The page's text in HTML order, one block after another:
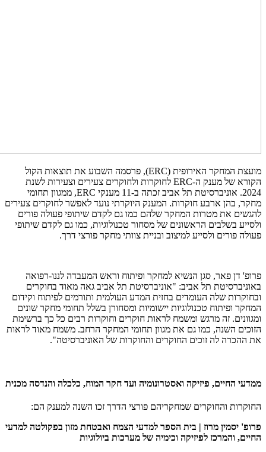
מועצת המחקר האירופית (ERC), פרסמה השבוע את תוצאות הקול
הקורא של מענק ה-ERC לחוקרות ולחוקרים צעירים וצעירות לשנת
2024. אוניברסיטת תל אביב זכתה ב-11 מענקי ERC, ממגוון תחומי
מחקר, בהן ארבע חוקרות. המענק היוקרתי נועד לאפשר לחוקרים צעירים
להגשים את מטרות המחקר שלהם כמו גם לקדם שיתופי פעולה פורים
ולסייע בשלבים הראשונים של מסחור טכנולוגיות, כמו גם לקדם שיתופי
פעולה פורים ולסייע למיצוב ובניית צוותי מחקר פורצי דרך.
פרופ' דן פאר, סגן הנשיא למחקר ופיתוח וראש המעבדה לננו-רפואה
באוניברסיטת תל אביב: "אוניברסיטת תל אביב גאה מאוד בחוקרים
ובחוקרות שלה העומדים בחזית המדע העולמית ותורמים לפיתוח וקידום
המחקר ופיתוח טכנולוגיות יישומיות ומסחורן בשלל תחומי מחקר שונים
ומגוונים. זה מרגש ומשמח לראות חוקרים וחוקרות רבים כל כך ברשימת
הזוכים השנה, כמו גם את מגוון תחומי המחקר הרחב. משמח מאוד לראות
את ההכרה לה זוכים החוקרים והחוקרות של האוניברסיטה".
ממדעי החיים, פיזיקה ואסטרונומיה ועד חקר המוח, כלכלה והנדסה מכנית
החוקרות והחוקרים שמחקריהם פורצי הדרך זכו השנה למענק הם:
פרופ' יסמין מרוז | בית הספר למדעי הצמח ואבטחת מזון בפקולטה למדעי
החיים, והמרכז לפיזיקה וכימיה של מערכות ביולוגיות